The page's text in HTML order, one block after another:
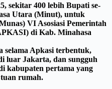
sekitar 400 lebih Bupati se-
Utara (Minut), untuk
VI Asosiasi Pemerintah
di Kab. Minahasa
selama Apkasi terbentuk,
luar Jakarta, dan sungguh
kabupaten pertama yang
rumah.